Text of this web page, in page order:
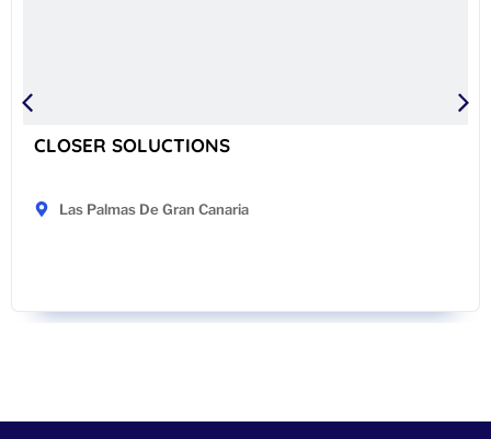
CLOSER SOLUCTIONS
Las Palmas De Gran Canaria